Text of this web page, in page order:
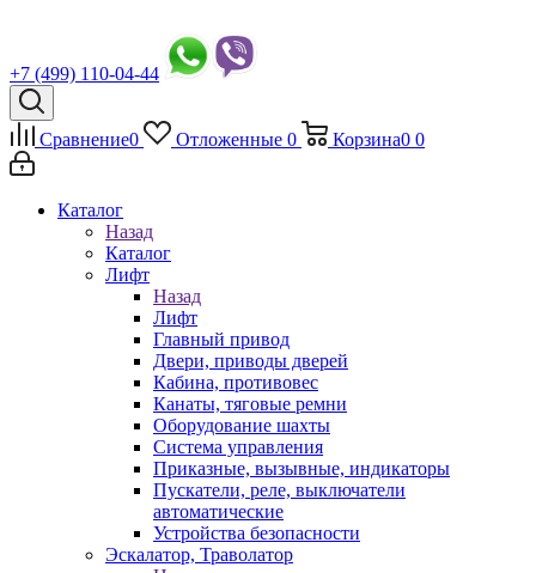
+7 (499) 110-04-44
Сравнение0 Отложенные 0 Корзина0 0
Каталог
Назад
Каталог
Лифт
Назад
Лифт
Главный привод
Двери, приводы дверей
Кабина, противовес
Канаты, тяговые ремни
Оборудование шахты
Система управления
Приказные, вызывные, индикаторы
Пускатели, реле, выключатели
автоматические
Устройства безопасности
Эскалатор, Траволатор